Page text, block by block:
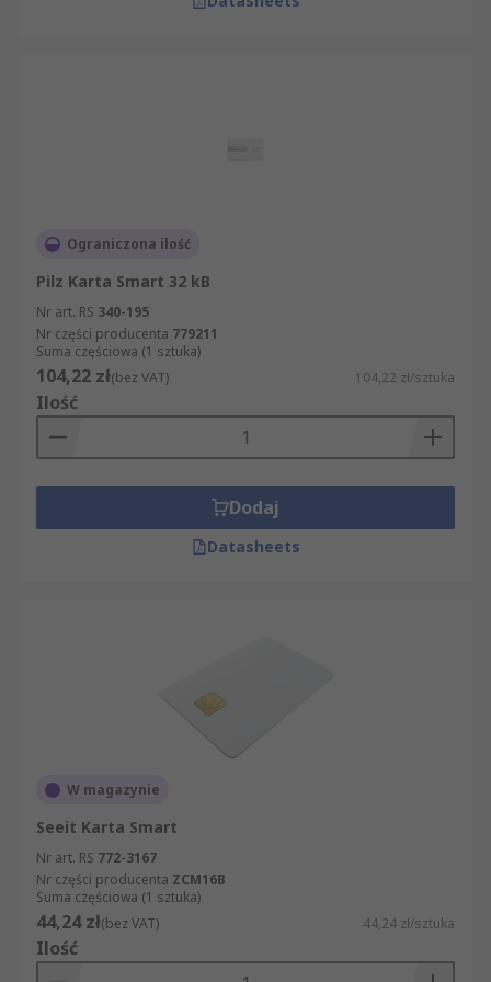
Ograniczona ilość
Pilz Karta Smart 32 kB
Nr art. RS 340-195
Nr części producenta 779211
Suma częściowa (1 sztuka)
104,22 zł(bez VAT) 104,22 zł/sztuka
Ilość
Dodaj
Datasheets
W magazynie
Seeit Karta Smart
Nr art. RS 772-3167
Nr części producenta ZCM16B
Suma częściowa (1 sztuka)
44,24 zł(bez VAT) 44,24 zł/sztuka
Ilość